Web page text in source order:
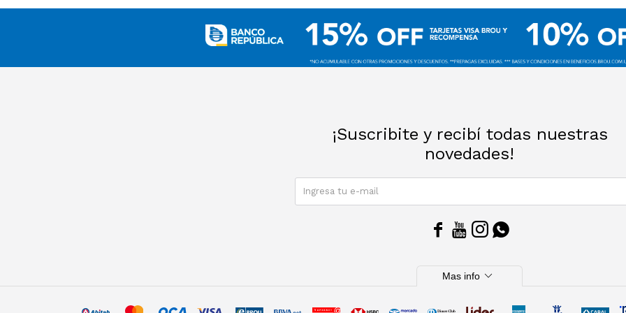
¡Suscribite y recibí todas nuestras
novedades!
   
Mas info expand_more